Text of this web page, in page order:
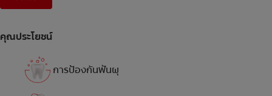
คุณประโยชน์
การป้องกันฟันผุ